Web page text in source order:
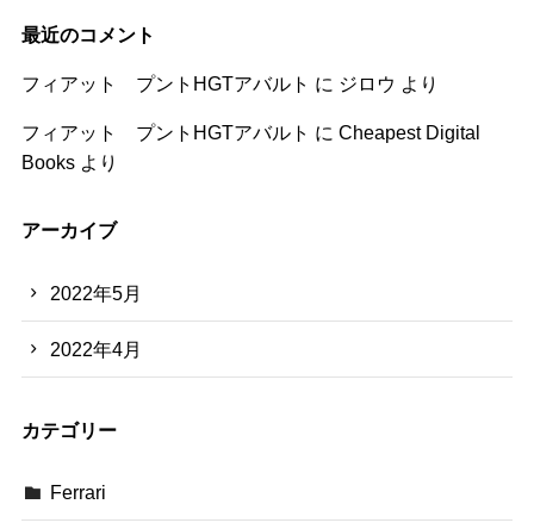
最近のコメント
フィアット プントHGTアバルト に ジロウ より
フィアット プントHGTアバルト に Cheapest Digital
Booksより
アーカイブ
2022年5月
2022年4月
カテゴリー
Ferrari